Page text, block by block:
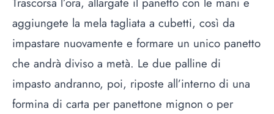
aggiungete la mela tagliata a cubetti, così da
impastare nuovamente e formare un unico panetto
che andrà diviso a metà. Le due palline di
impasto andranno, poi, riposte all’interno di una
formina di carta per panettone mignon o per